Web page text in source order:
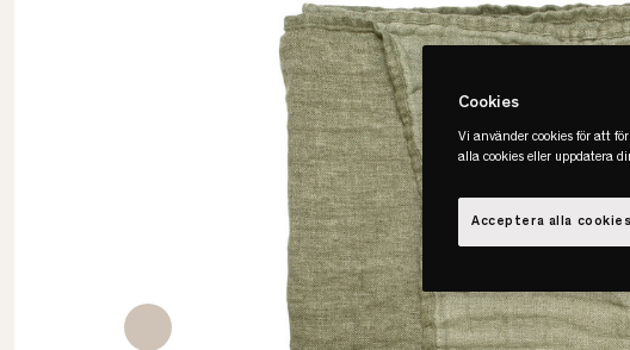
Cookies
Vi använder cookies för att
alla cookies eller uppdatera
Acceptera alla cookies